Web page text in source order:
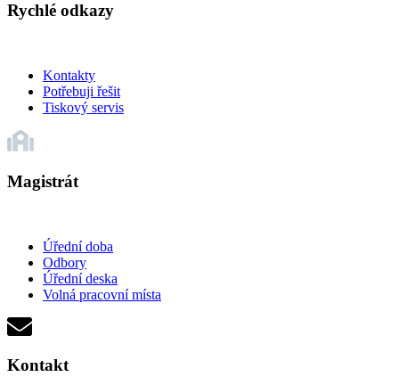
Rychlé odkazy
Kontakty
Potřebuji řešit
Tiskový servis
Magistrát
Úřední doba
Odbory
Úřední deska
Volná pracovní místa
Kontakt